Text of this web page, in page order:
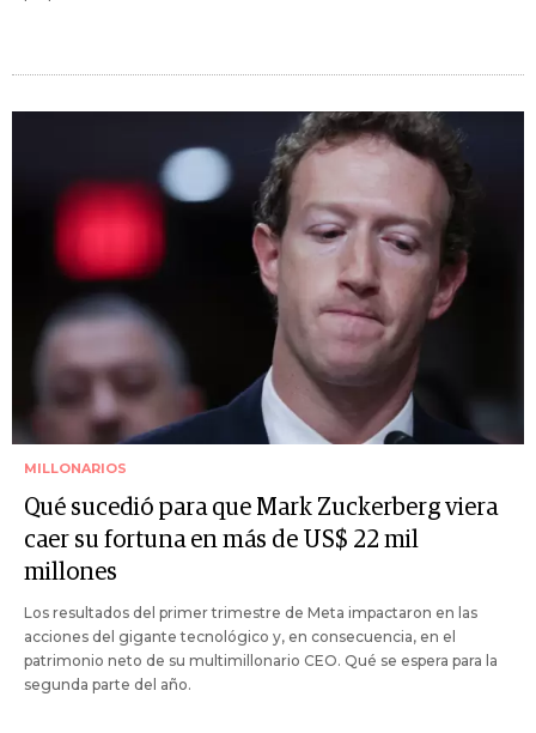
MILLONARIOS
Qué sucedió para que Mark Zuckerberg viera
caer su fortuna en más de US$ 22 mil
millones
Los resultados del primer trimestre de Meta impactaron en las
acciones del gigante tecnológico y, en consecuencia, en el
patrimonio neto de su multimillonario CEO. Qué se espera para la
segunda parte del año.